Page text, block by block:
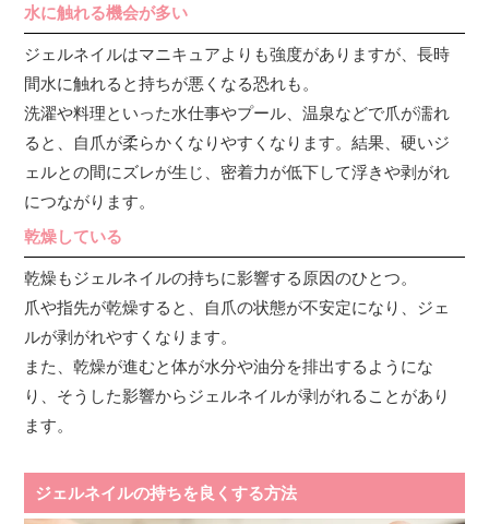
水に触れる機会が多い
ジェルネイルはマニキュアよりも強度がありますが、長時
間水に触れると持ちが悪くなる恐れも。
洗濯や料理といった水仕事やプール、温泉などで爪が濡れ
ると、自爪が柔らかくなりやすくなります。結果、硬いジ
ェルとの間にズレが生じ、密着力が低下して浮きや剥がれ
につながります。
乾燥している
乾燥もジェルネイルの持ちに影響する原因のひとつ。
爪や指先が乾燥すると、自爪の状態が不安定になり、ジェ
ルが剥がれやすくなります。
また、乾燥が進むと体が水分や油分を排出するようにな
り、そうした影響からジェルネイルが剥がれることがあり
ます。
ジェルネイルの持ちを良くする方法